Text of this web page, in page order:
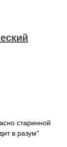
старинной
в разум"